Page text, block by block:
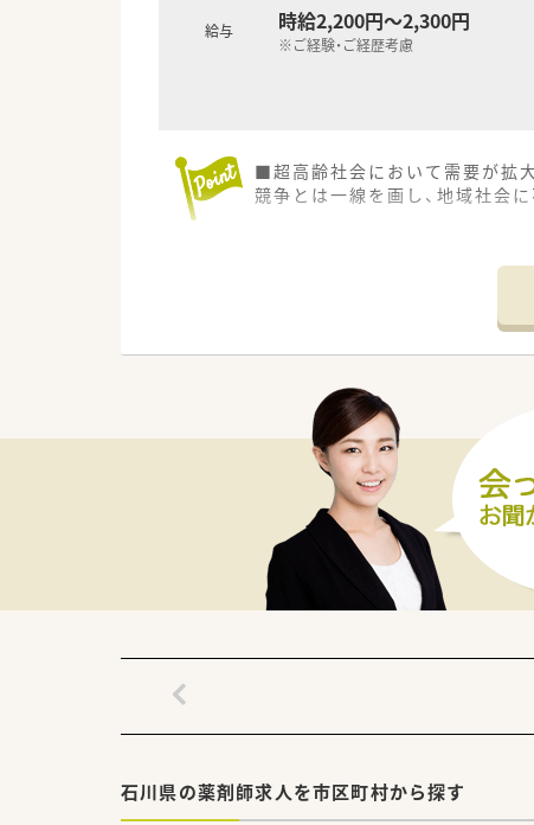
給与 時給2,200円～2,300円
※ご経験・ご経歴考慮
■超高齢社会において需要が拡
競争とは一線を画し、地域社会
りを追求するのではなく、患者
■過去の法人化・組織再編のプ
を拡充してきた歴史があります
ンがとれる環境です。
石川県の薬剤師求人を市区町村から探す